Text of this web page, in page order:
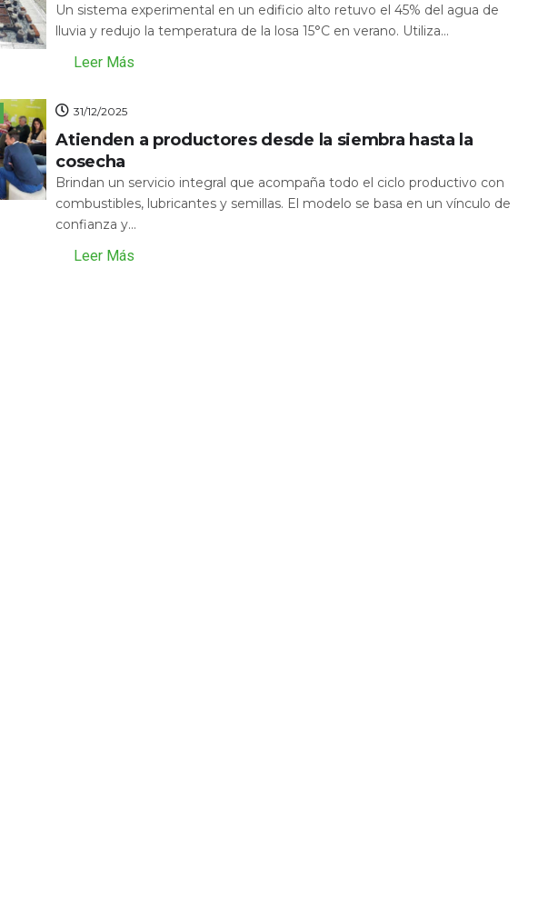
Un sistema experimental en un edificio alto retuvo el 45% del agua de
lluvia y redujo la temperatura de la losa 15°C en verano. Utiliza...
Leer Más
31/12/2025
Atienden a productores desde la siembra hasta la
cosecha
Brindan un servicio integral que acompaña todo el ciclo productivo con
combustibles, lubricantes y semillas. El modelo se basa en un vínculo de
confianza y...
Leer Más